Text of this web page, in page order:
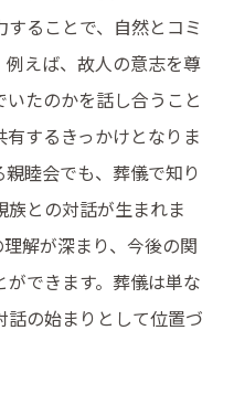
ることで、自然とコミ
えば、故人の意志を尊
たのかを話し合うこと
するきっかけとなりま
睦会でも、葬儀で知り
との対話が生まれま
解が深まり、今後の関
できます。葬儀は単な
話の始まりとして位置づ